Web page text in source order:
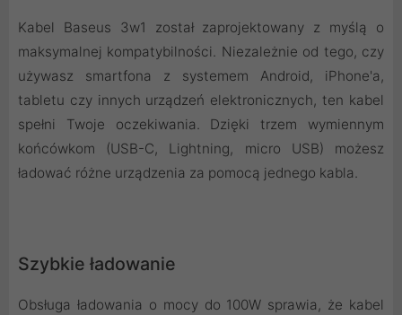
Kabel Baseus 3w1 został zaprojektowany z myślą o
maksymalnej kompatybilności. Niezależnie od tego, czy
używasz smartfona z systemem Android, iPhone'a,
tabletu czy innych urządzeń elektronicznych, ten kabel
spełni Twoje oczekiwania. Dzięki trzem wymiennym
końcówkom (USB-C, Lightning, micro USB) możesz
ładować różne urządzenia za pomocą jednego kabla.
Szybkie ładowanie
Obsługa ładowania o mocy do 100W sprawia, że kabel